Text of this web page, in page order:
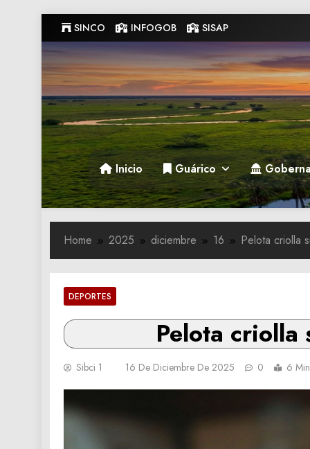
to
content
SINCO INFOGOB SISAP
Gobernacion de Guarico
Gobernacion de Guarico
Inicio Guárico
Home 2025 diciembre 16 Pelota criolla
DEPORTES
Pelota criolla
Sibci 1 16 De Diciembre De 2025 0 6